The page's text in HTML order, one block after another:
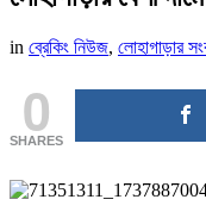
in ব্রেকিং নিউজ, লোহাগাড়ার
0
SHARES